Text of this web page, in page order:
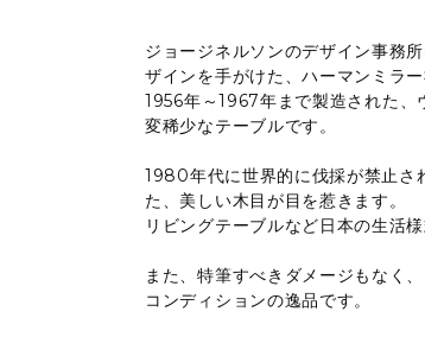
ジョージネルソンのデザイン事務
ザインを手がけた、ハーマンミラ
1956年～1967年まで製造された、
変稀少なテーブルです。
1980年代に世界的に伐採が禁止さ
た、美しい木目が目を惹きます。
リビングテーブルなど日本の生活
また、特筆すべきダメージもなく
コンディションの逸品です。